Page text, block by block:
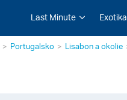
Last Minute Exotika
Portugalsko Lisabon a okolie